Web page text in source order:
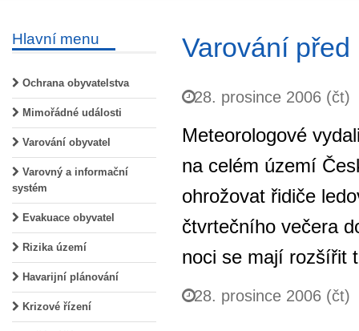
Hlavní menu
Ochrana obyvatelstva
Mimořádné události
Varování obyvatel
Varovný a informační
systém
Evakuace obyvatel
Rizika území
Havarijní plánování
Krizové řízení
Varování
28. prosince 2006 (čt)
Meteorologové
na celém území
ohrožovat řidiče
čtvrtečního večera
noci se mají rozšířit
28. prosince 2006 (čt)